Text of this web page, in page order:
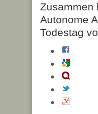
Zusammen
Autonome
Todestag